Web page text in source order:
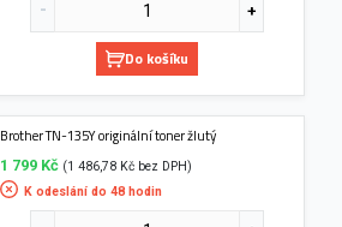
Do košíku
Brother TN-135Y originální toner žlutý
1 799 Kč (1 486,78 Kč bez DPH)
K odeslání do 48 hodin